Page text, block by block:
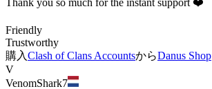
Thank you so much for the instant support ❤️
Friendly
Trustworthy
購入Clash of Clans AccountsからDanus Shop
V
VenomShark7